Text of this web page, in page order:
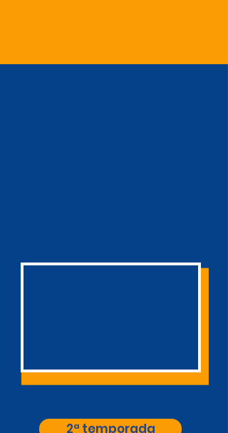
2ª temporada